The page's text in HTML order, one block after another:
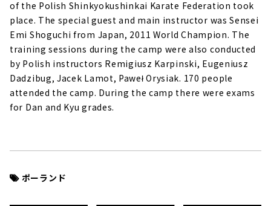
of the Polish Shinkyokushinkai Karate Federation took
place. The special guest and main instructor was Sensei
Emi Shoguchi from Japan, 2011 World Champion. The
training sessions during the camp were also conducted
by Polish instructors Remigiusz Karpinski, Eugeniusz
Dadzibug, Jacek Lamot, Paweł Orysiak. 170 people
attended the camp. During the camp there were exams
for Dan and Kyu grades.
ポーランド